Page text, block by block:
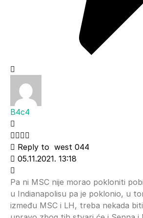
B4c4
Reply to west 044
05.11.2021. 13:18
Pa ni MSC nije morao pokloniti
u Indianapolisu pa je poklonio, u
između MSC i LH, treba nekada